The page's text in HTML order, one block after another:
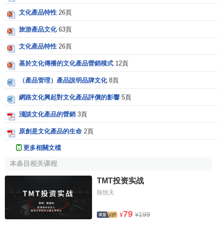
費，雖然它的物質載體會被損耗，但它的文化價值永遠不會
被磨損。文化產品通過再版、複製和消費，讓更多的人瞭解
和掌握其中的文化價值，使文化價值更具有永恆的意義。
《紅樓夢》的美學價值在200年前就得到了人們的認同，現在
仍然能夠得到人們的認同，再過200年，仍然可以得到社會的
認同。而物質產品的消費是一種直接占有
消耗盡了。例如，即使是最精美的衣服，穿破了也只好丟
掉；最高檔的汽車，天長日久，它的
4．思想性
人們的精神需求，它可以消除人們的疲勞，豐富人們的
，提高人們的勞動技能 ，這是一種更高層次的
一般情況下，人們的生活水平越高，文化程度越高，文化消
費能力就越強，對文化產品的需求也越強。而物質產品是滿
文化產品特性 26頁
旅游產品文化 63頁
文化產品特性 26頁
基於文化傳播的文化產品營銷模式 12頁
（產品管理）產品說明品牌文化 8頁
網路文化興起對文化產品評價的影響 5頁
淺談文化產品的營銷 3頁
原創是文化產品的生命 2頁
更多相關文檔
本条目相关课程
TMT投资实战
陈悦天
¥79 ¥199